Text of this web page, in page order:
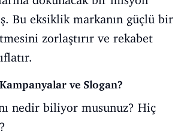
Bu eksiklik markanın güçlü bir
zorlaştırır ve rekabet
ve Slogan?
nedir biliyor musunuz? Hiç